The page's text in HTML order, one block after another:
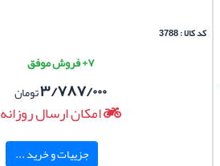
کد کالا : 3788
۷+ فروش موفق
۳/۷۸۷/۰۰۰تومان
امکان ارسال روزانه
جزییات و خرید ...